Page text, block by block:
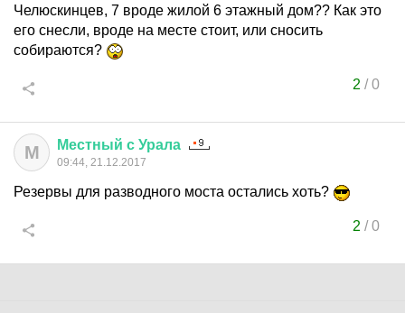
Челюскинцев, 7 вроде жилой 6 этажный дом?? Как это
его снесли, вроде на месте стоит, или сносить
собираются?
2 /0
М Местный с Урала
09:44, 21.12.2017
Резервы для разводного моста остались хоть?
2 /0